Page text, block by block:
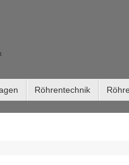
Röhrentechnik